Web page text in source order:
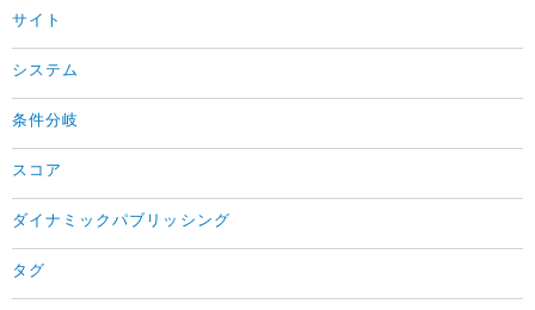
サイト
システム
条件分岐
スコア
ダイナミックパブリッシング
タグ